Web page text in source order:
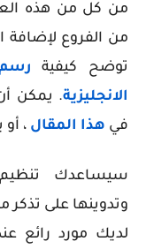
من كل من هذه
من الفروع لإضافة
توضح كيفية
الانجليزية. يمكن
في هذا المقال ،
سيساعدك
وتدوينها على تذكر
لديك مورد رائع